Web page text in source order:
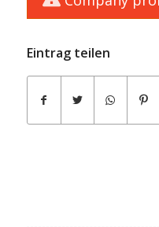
Eintrag teilen